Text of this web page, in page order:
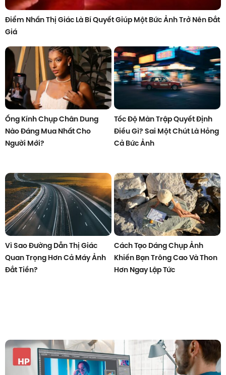
Điểm Nhấn Thị Giác Là Bí Quyết Giúp Một Bức Ảnh Trở Nên Đắt
Giá
Ống Kính Chụp Chân Dung
Nào Đáng Mua Nhất Cho
Người Mới?
Tốc Độ Màn Trập Quyết Định
Điều Gì? Sai Một Chút Là Hỏng
Cả Bức Ảnh
Vì Sao Đường Dẫn Thị Giác
Quan Trọng Hơn Cả Máy Ảnh
Đắt Tiền?
Cách Tạo Dáng Chụp Ảnh
Khiến Bạn Trông Cao Và Thon
Hơn Ngay Lập Tức